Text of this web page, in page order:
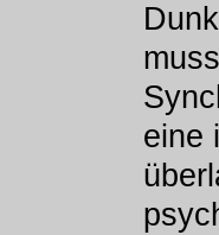
eine